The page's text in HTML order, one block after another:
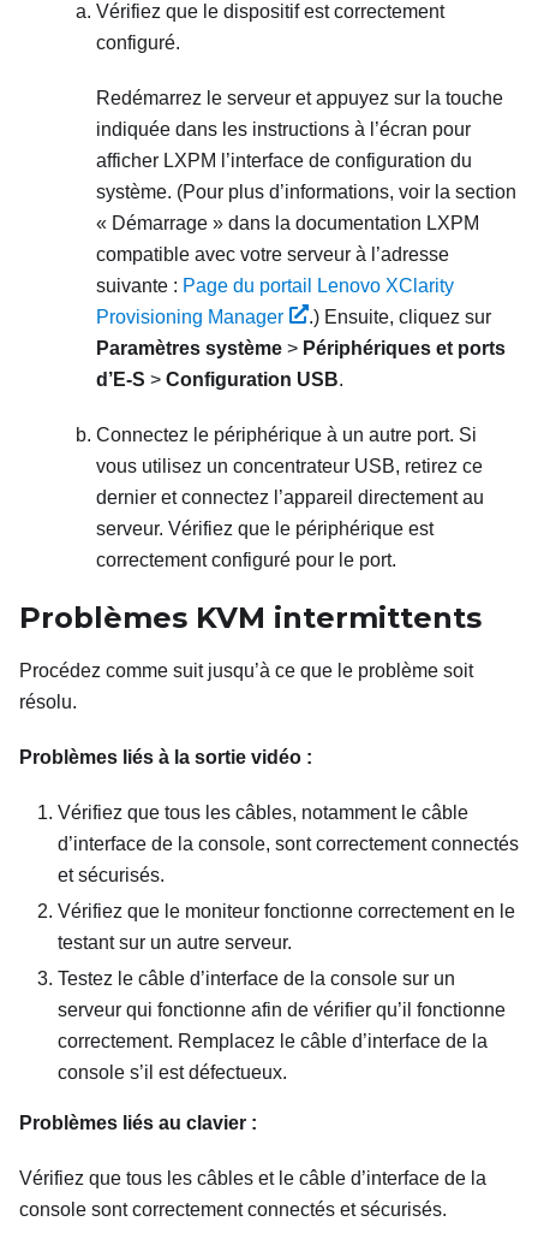
Vérifiez que le dispositif est correctement
configuré.
Redémarrez le serveur et appuyez sur la touche
indiquée dans les instructions à l’écran pour
afficher LXPM
l’interface de configuration du
système. (Pour plus d’informations, voir la section
« Démarrage » dans la documentation LXPM
compatible avec votre serveur à l’adresse
suivante : Page du portail Lenovo XClarity
Provisioning Manager
.)Ensuite, cliquez sur
Paramètres système > Périphériques et ports
d’E-S > Configuration USB.
Connectez le périphérique à un autre port. Si
vous utilisez un concentrateur USB, retirez ce
dernier et connectez l’appareil directement au
serveur. Vérifiez que le périphérique est
correctement configuré pour le port.
Problèmes KVM intermittents
Procédez comme suit jusqu’à ce que le problème soit
résolu.
Problèmes liés à la sortie vidéo :
Vérifiez que tous les câbles, notamment le câble
d’interface de la console, sont correctement connectés
et sécurisés.
Vérifiez que le moniteur fonctionne correctement en le
testant sur un autre serveur.
Testez le câble d’interface de la console sur un
serveur qui fonctionne afin de vérifier qu’il fonctionne
correctement. Remplacez le câble d’interface de la
console s’il est défectueux.
Problèmes liés au clavier :
Vérifiez que tous les câbles et le câble d’interface de la
console sont correctement connectés et sécurisés.